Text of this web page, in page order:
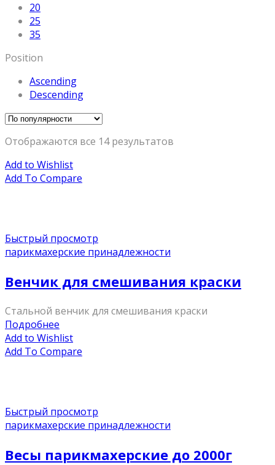
20
25
35
Position
Ascending
Descending
Отображаются все 14 результатов
Add to Wishlist
Add To Compare
Быстрый просмотр
парикмахерские принадлежности
Венчик для смешивания краски
Стальной венчик для смешивания краски
Подробнее
Add to Wishlist
Add To Compare
Быстрый просмотр
парикмахерские принадлежности
Весы парикмахерские до 2000г